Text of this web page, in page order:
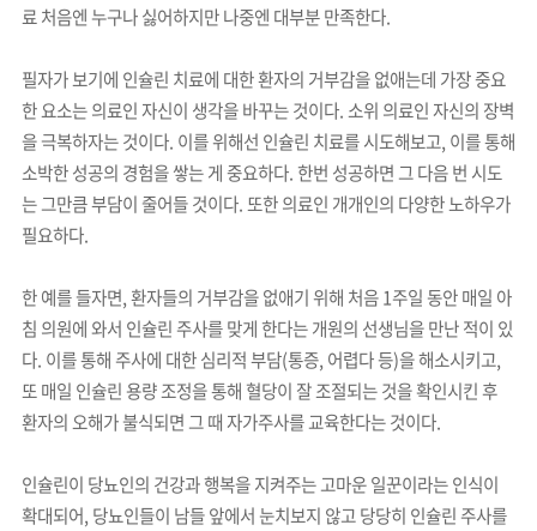
료 처음엔 누구나 싫어하지만 나중엔 대부분 만족한다.
필자가 보기에 인슐린 치료에 대한 환자의 거부감을 없애는데 가장 중요
한 요소는 의료인 자신이 생각을 바꾸는 것이다. 소위 의료인 자신의 장벽
을 극복하자는 것이다. 이를 위해선 인슐린 치료를 시도해보고, 이를 통해
소박한 성공의 경험을 쌓는 게 중요하다. 한번 성공하면 그 다음 번 시도
는 그만큼 부담이 줄어들 것이다. 또한 의료인 개개인의 다양한 노하우가
필요하다.
한 예를 들자면, 환자들의 거부감을 없애기 위해 처음 1주일 동안 매일 아
침 의원에 와서 인슐린 주사를 맞게 한다는 개원의 선생님을 만난 적이 있
다. 이를 통해 주사에 대한 심리적 부담(통증, 어렵다 등)을 해소시키고,
또 매일 인슐린 용량 조정을 통해 혈당이 잘 조절되는 것을 확인시킨 후
환자의 오해가 불식되면 그 때 자가주사를 교육한다는 것이다.
인슐린이 당뇨인의 건강과 행복을 지켜주는 고마운 일꾼이라는 인식이
확대되어, 당뇨인들이 남들 앞에서 눈치보지 않고 당당히 인슐린 주사를